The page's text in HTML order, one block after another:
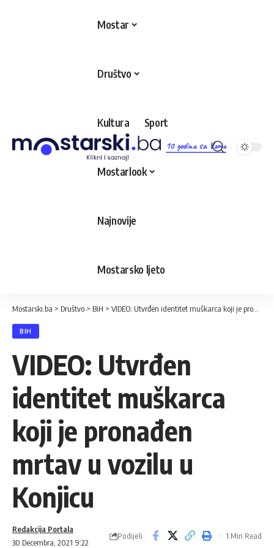
10 godina sa Vama
Mostar
Društvo
Kultura Sport
Mostarlook
Najnovije
Mostarsko ljeto
Mostarski.ba > Društvo > BiH > VIDEO: Utvrđen identitet muškarca koji je pronađen mrtav u vozilu u Konjicu
BIH
VIDEO: Utvrđen
identitet muškarca
koji je pronađen
mrtav u vozilu u
Konjicu
30 Decembra, 2021 9:22
Redakcija Portala
Podijeli 1 Min Read